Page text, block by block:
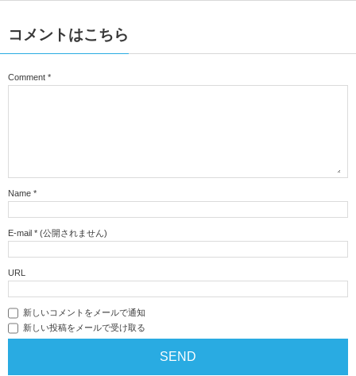
コメントはこちら
Comment *
Name *
E-mail * (公開されません)
URL
新しいコメントをメールで通知
新しい投稿をメールで受け取る